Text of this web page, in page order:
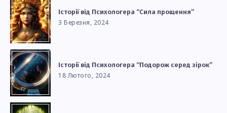
Історії від Психологера “Сила прощення”
3 Березня, 2024
Історії від Психологера “Подорож серед зірок”
18 Лютого, 2024